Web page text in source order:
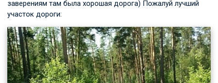
заверениям там была хорошая дорога) Пожалуй лучший
участок дороги: